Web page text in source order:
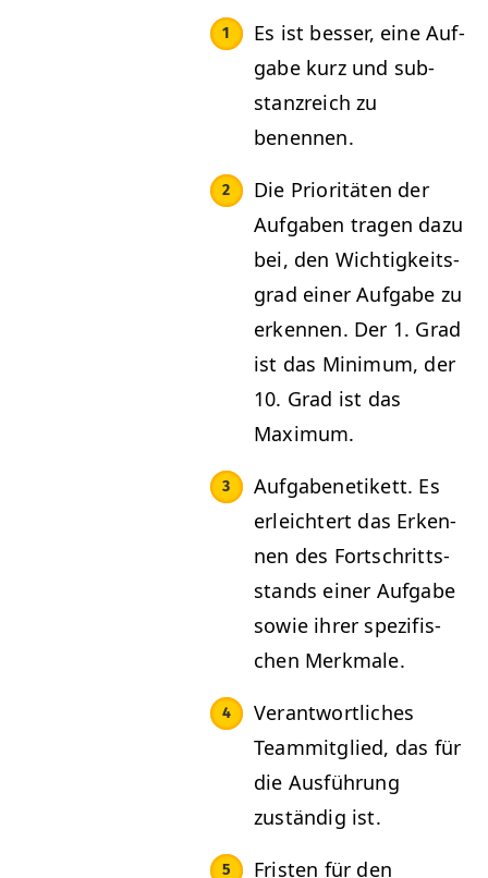
Es ist bess­er, eine Auf­
gabe kurz und sub­
stanzre­ich zu
benennen.
Die Pri­or­itäten der
Auf­gaben tra­gen dazu
bei, den Wichtigkeits­
grad ein­er Auf­gabe zu
erken­nen. Der 1. Grad
ist das Min­i­mum, der
10. Grad ist das
Maximum.
Auf­gabenetikett. Es
erle­ichtert das Erken­
nen des Fortschritts­
stands ein­er Auf­gabe
sowie ihrer spez­i­fis­
chen Merkmale.
Ver­ant­wortlich­es
Team­mit­glied, das für
die Aus­führung
zuständig ist.
Fris­ten für den